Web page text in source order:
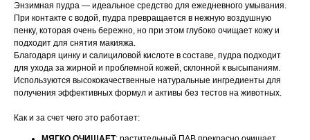
Энзимная пудра — идеальное средство для ежедневного умывания.
При контакте с водой, пудра превращается в нежную воздушную
пенку, которая очень бережно, но при этом глубоко очищает кожу и
подходит для снятия макияжа.
Благодаря цинку и салициловой кислоте в составе, пудра подходит
для ухода за жирной и проблемной кожей, склонной к высыпаниям.
Используются высококачественные натуральные ингредиенты для
получения эффективных формул и активы без тестов на животных.
Как и за счет чего это работает: